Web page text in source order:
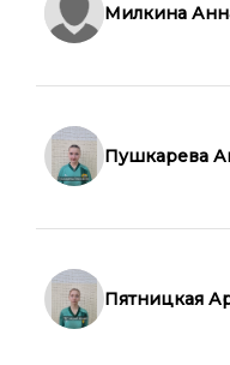
Милкина
Пушкарева
Пятницкая